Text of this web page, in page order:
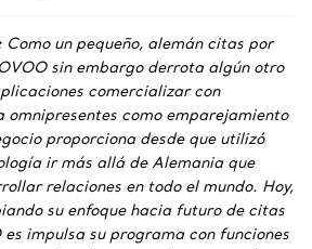
Como un pequeño, alemán citas por
sin embargo derrota algún otro
comercializar con
como emparejamiento
proporciona desde que utilizó
ir más allá de Alemania que
relaciones en todo el mundo. Hoy,
su enfoque hacia futuro de citas
es impulsa su programa con funciones